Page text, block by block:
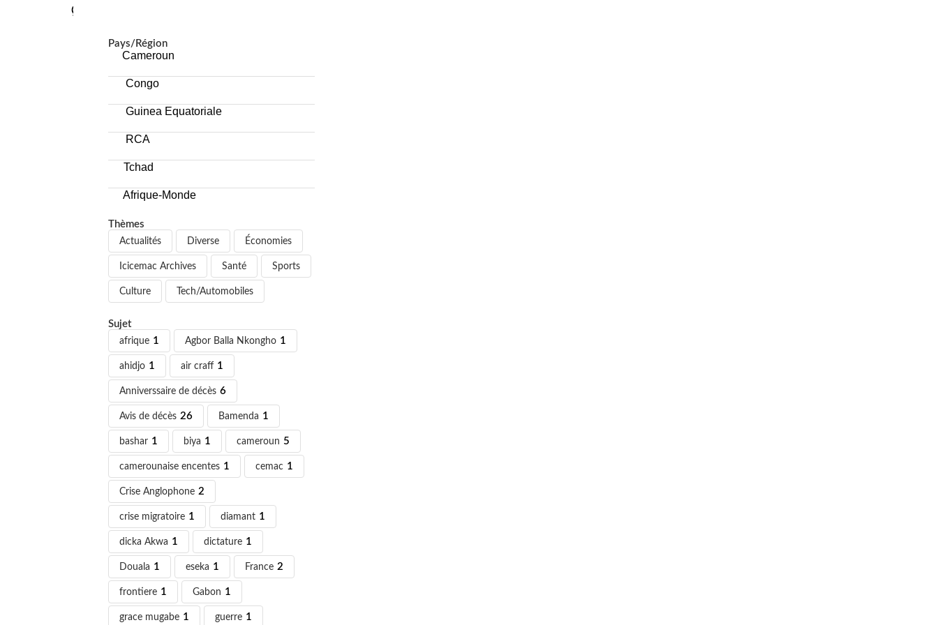
Pays/Région
Cameroun
Congo
Guinea Equatoriale
RCA
Tchad
Afrique-Monde
Thèmes
Actualités
Diverse Économies
Icicemac Archives Santé Sports
Culture Tech/Automobiles
Sujet
afrique 1 Agbor Balla Nkongho 1
ahidjo 1 air craff 1
Anniverssaire de décès 6
Avis de décès 26 Bamenda 1
bashar 1 biya 1 cameroun 5
camerounaise encentes 1 cemac 1
Crise Anglophone 2
crise migratoire 1 diamant 1
dicka Akwa 1 dictature 1
Douala 1 eseka 1 France 2
frontiere 1 Gabon 1
grace mugabe 1 guerre 1